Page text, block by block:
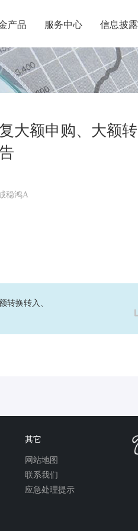
产品 服务中心 信息披露
大额申购、大额转
稳鸿A
转换转入、
其它
网站地图
联系我们
应急处理提示